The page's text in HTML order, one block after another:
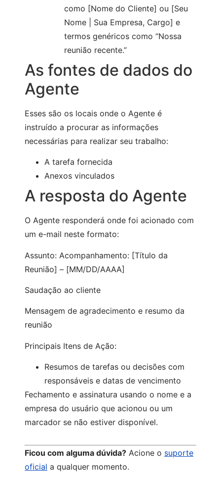
como [Nome do Cliente] ou [Seu
Nome | Sua Empresa, Cargo] e
termos genéricos como “Nossa
reunião recente.”
As fontes de dados do
Agente
Esses são os locais onde o Agente é
instruído a procurar as informações
necessárias para realizar seu trabalho:
A tarefa fornecida
Anexos vinculados
A resposta do Agente
O Agente responderá onde foi acionado com
um e-mail neste formato:
Assunto: Acompanhamento: [Título da
Reunião] – [MM/DD/AAAA]
Saudação ao cliente
Mensagem de agradecimento e resumo da
reunião
Principais Itens de Ação:
Resumos de tarefas ou decisões com
responsáveis e datas de vencimento
Fechamento e assinatura usando o nome e a
empresa do usuário que acionou ou um
marcador se não estiver disponível.
Ficou com alguma dúvida? Acione o suporte
oficial a qualquer momento.